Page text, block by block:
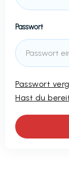
Passwort
Passwort
Hast du